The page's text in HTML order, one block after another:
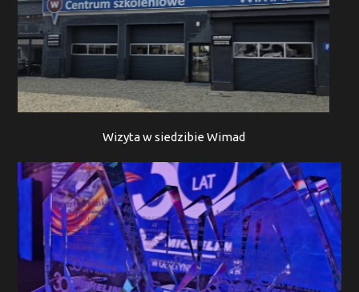
Wizyta w siedzibie Wimad